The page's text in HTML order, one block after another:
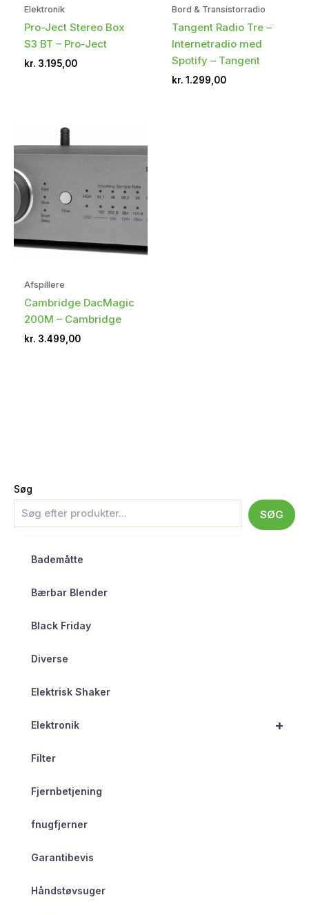
Søg
SØG
Bademåtte
Bærbar Blender
Black Friday
Diverse
Elektrisk Shaker
+
Elektronik
Filter
Fjernbetjening
fnugfjerner
Garantibevis
Håndstøvsuger
Elektronik
Pro-Ject Stereo Box
S3 BT – Pro-Ject
kr. 3.195,00
Bord & Transistorradio
Tangent Radio Tre –
Internetradio med
Spotify – Tangent
kr. 1.299,00
Afspillere
Cambridge DacMagic
200M – Cambridge
kr. 3.499,00